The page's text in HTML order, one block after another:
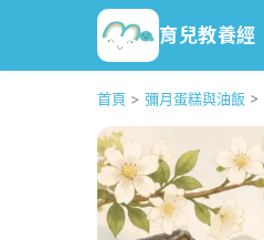
育兒教養經
首頁 > 彌月蛋糕與油飯 >